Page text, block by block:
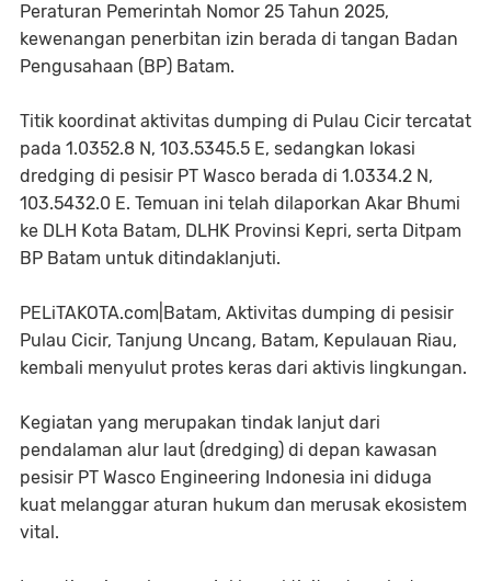
Peraturan Pemerintah Nomor 25 Tahun 2025,
kewenangan penerbitan izin berada di tangan Badan
Pengusahaan (BP) Batam.
Titik koordinat aktivitas dumping di Pulau Cicir tercatat
pada 1.0352.8 N, 103.5345.5 E, sedangkan lokasi
dredging di pesisir PT Wasco berada di 1.0334.2 N,
103.5432.0 E. Temuan ini telah dilaporkan Akar Bhumi
ke DLH Kota Batam, DLHK Provinsi Kepri, serta Ditpam
BP Batam untuk ditindaklanjuti.
PELiTAKOTA.com|Batam, Aktivitas dumping di pesisir
Pulau Cicir, Tanjung Uncang, Batam, Kepulauan Riau,
kembali menyulut protes keras dari aktivis lingkungan.
Kegiatan yang merupakan tindak lanjut dari
pendalaman alur laut (dredging) di depan kawasan
pesisir PT Wasco Engineering Indonesia ini diduga
kuat melanggar aturan hukum dan merusak ekosistem
vital.